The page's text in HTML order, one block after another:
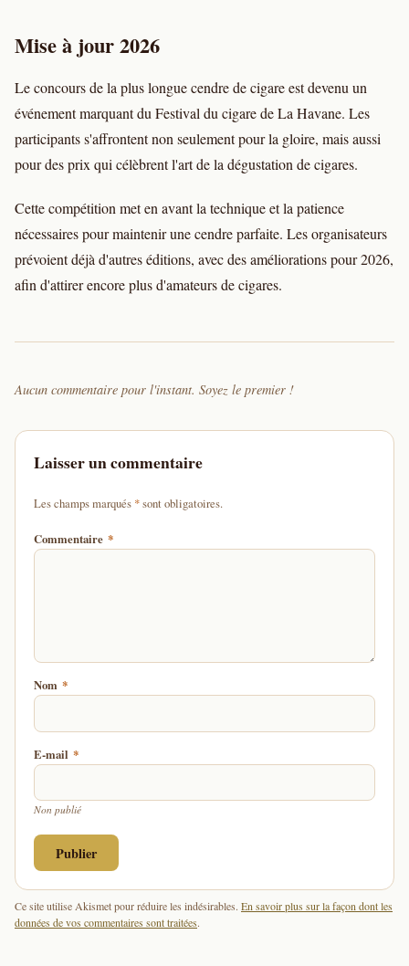
Mise à jour 2026
Le concours de la plus longue cendre de cigare est devenu un
événement marquant du Festival du cigare de La Havane. Les
participants s'affrontent non seulement pour la gloire, mais aussi
pour des prix qui célèbrent l'art de la dégustation de cigares.
Cette compétition met en avant la technique et la patience
nécessaires pour maintenir une cendre parfaite. Les organisateurs
prévoient déjà d'autres éditions, avec des améliorations pour 2026,
afin d'attirer encore plus d'amateurs de cigares.
Aucun commentaire pour l'instant. Soyez le premier !
Laisser un commentaire
Les champs marqués *d'un astérisque
sont obligatoires.
Commentaire *
Nom *
E-mail *
Non publié
Ce site utilise Akismet pour réduire les indésirables. En savoir plus sur la façon dont les
données de vos commentaires sont traitées.